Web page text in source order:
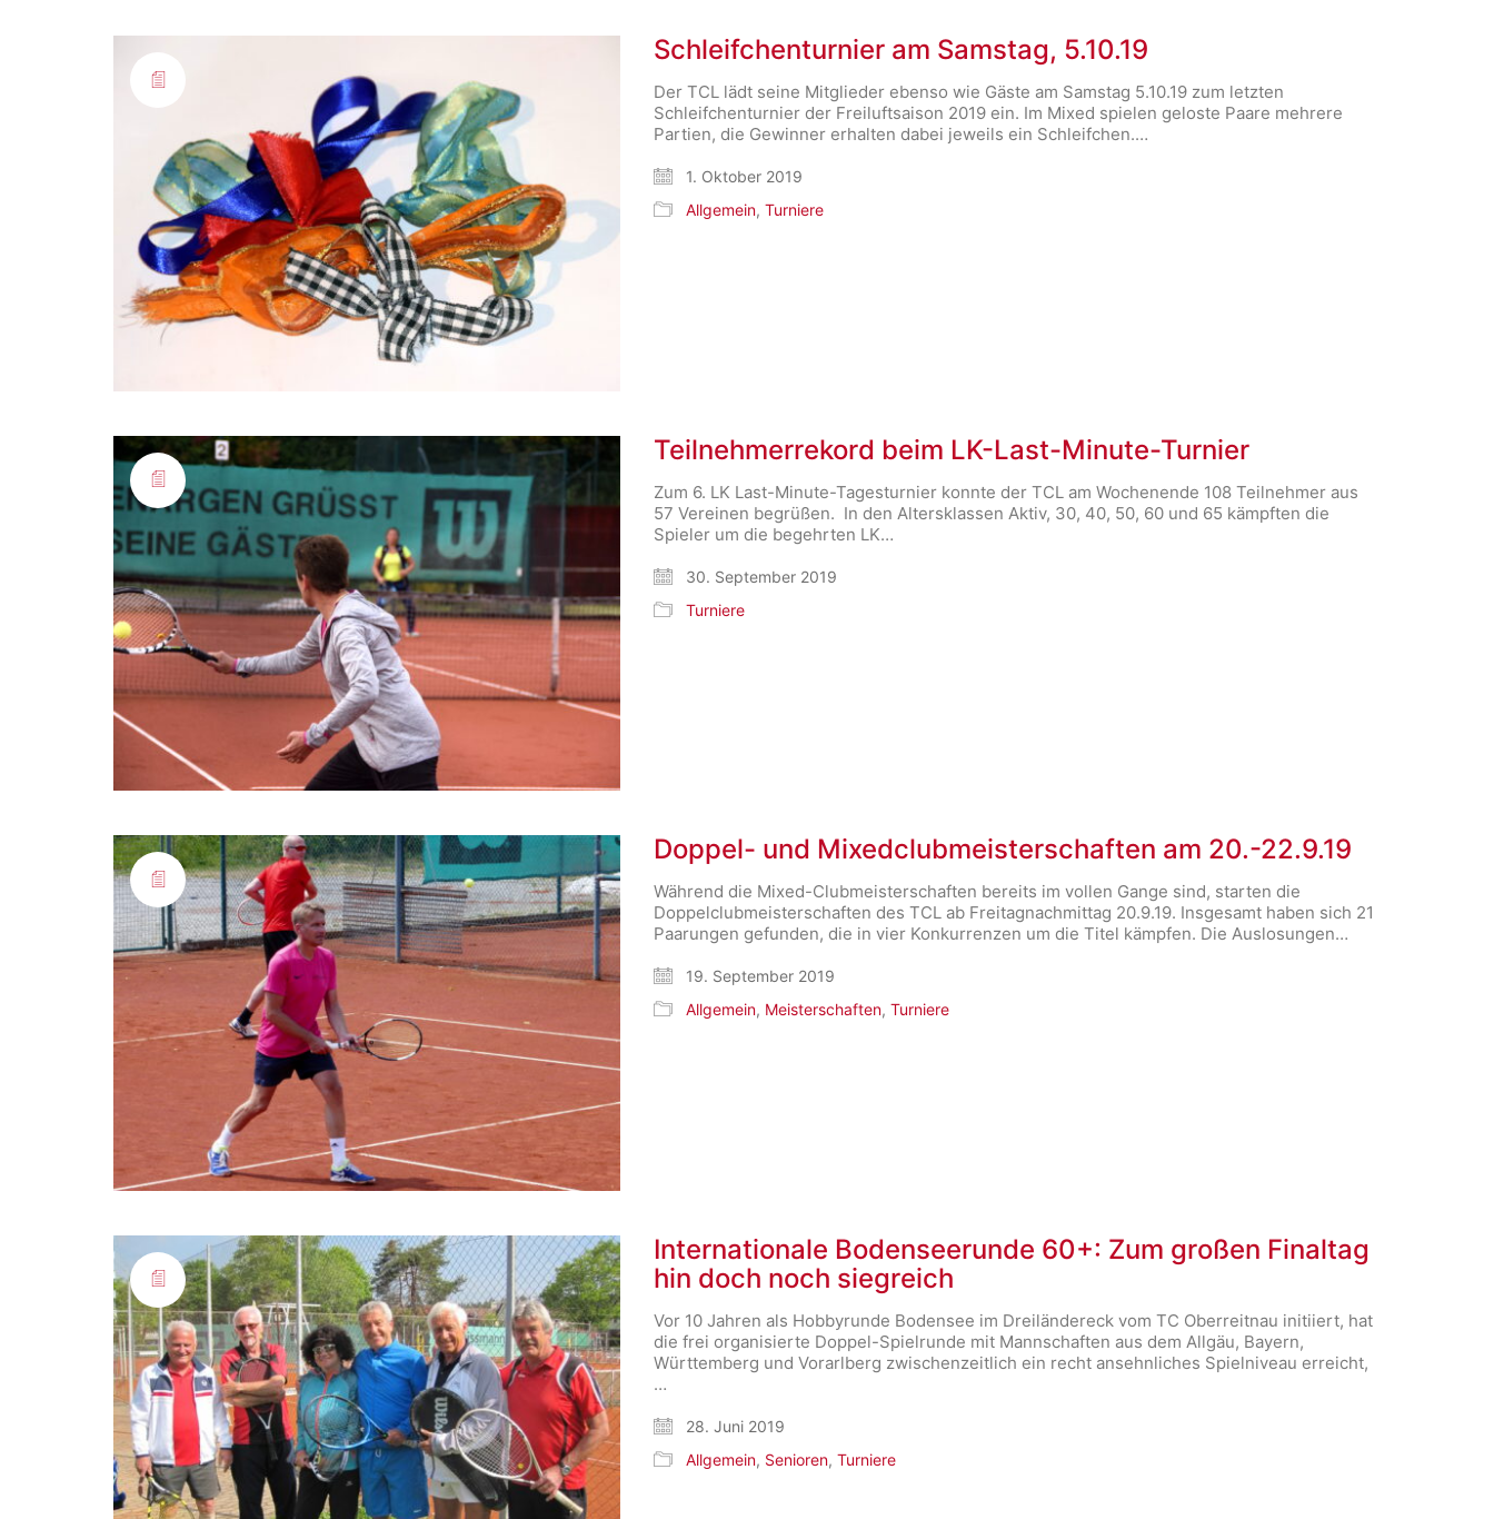
Schleifchenturnier am Samstag, 5.10.19
Der TCL lädt seine Mitglieder ebenso wie Gäste am Samstag 5.10.19 zum letzten
Schleifchenturnier der Freiluftsaison 2019 ein. Im Mixed spielen geloste Paare mehrere
Partien, die Gewinner erhalten dabei jeweils ein Schleifchen.…
1. Oktober 2019
Allgemein, Turniere
Teilnehmerrekord beim LK-Last-Minute-Turnier
Zum 6. LK Last-Minute-Tagesturnier konnte der TCL am Wochenende 108 Teilnehmer aus
57 Vereinen begrüßen. In den Altersklassen Aktiv, 30, 40, 50, 60 und 65 kämpften die
Spieler um die begehrten LK…
30. September 2019
Turniere
Doppel- und Mixedclubmeisterschaften am 20.-22.9.19
Während die Mixed-Clubmeisterschaften bereits im vollen Gange sind, starten die
Doppelclubmeisterschaften des TCL ab Freitagnachmittag 20.9.19. Insgesamt haben sich 21
Paarungen gefunden, die in vier Konkurrenzen um die Titel kämpfen. Die Auslosungen…
19. September 2019
Allgemein, Meisterschaften, Turniere
Internationale Bodenseerunde 60+: Zum großen Finaltag
hin doch noch siegreich
Vor 10 Jahren als Hobbyrunde Bodensee im Dreiländereck vom TC Oberreitnau initiiert, hat
die frei organisierte Doppel-Spielrunde mit Mannschaften aus dem Allgäu, Bayern,
Württemberg und Vorarlberg zwischenzeitlich ein recht ansehnliches Spielniveau erreicht,
…
28. Juni 2019
Allgemein, Senioren, Turniere